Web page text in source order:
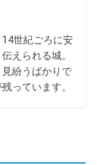
世紀ごろに安
えられる城。
紛うばかりで
っています。